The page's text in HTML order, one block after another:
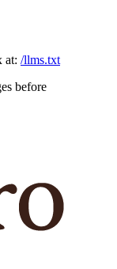
at: /llms.txt
before